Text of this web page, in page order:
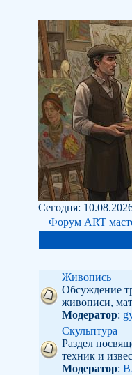
Сегодня:
Форум ART
Живопись
Обсуждение
живописи,
Модератор:
Скульптура
Раздел
техник и
Модератор: